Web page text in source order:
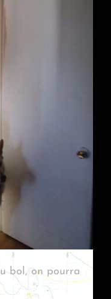
bol, on pourra
locales.